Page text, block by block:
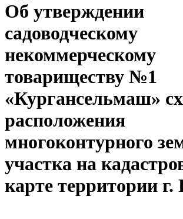
Об утверждении
садоводческому
некоммерческому
товариществу №1
«Кургансельмаш»
расположения
многоконтурного
участка на
карте территории г.